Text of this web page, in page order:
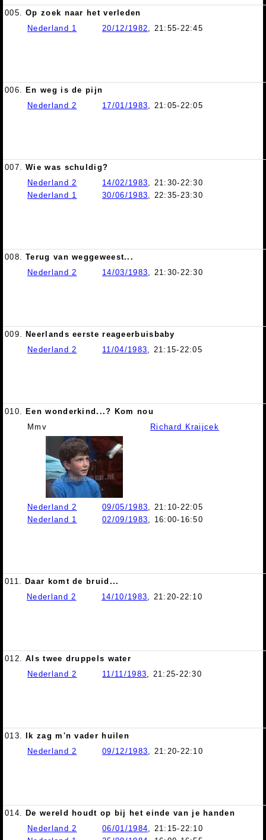
005. Op zoek naar het verleden
Nederland 1
20/12/1982, 21:55-22:45
006. En weg is de pijn
Nederland 2
17/01/1983, 21:05-22:05
007. Wie was schuldig?
Nederland 2
14/02/1983, 21:30-22:30
Nederland 1
30/06/1983, 22:35-23:30
008. Terug van weggeweest...
Nederland 2
14/03/1983, 21:30-22:30
009. Neerlands eerste reageerbuisbaby
Nederland 2
11/04/1983, 21:15-22:05
010. Een wonderkind...? Kom nou
Mmv
Richard Kraijcek
Nederland 2 09/05/1983, 21:10-22:05
Nederland 1
02/09/1983, 16:00-16:50
011. Daar komt de bruid...
Nederland 2
14/10/1983, 21:20-22:10
012. Als twee druppels water
Nederland 2
11/11/1983, 21:25-22:30
013.
Ik zag m'n vader huilen
Nederland 2
09/12/1983, 21:20-22:10
014. De wereld houdt op bij het einde van je handen
Nederland 2
06/01/1984, 21:15-22:10